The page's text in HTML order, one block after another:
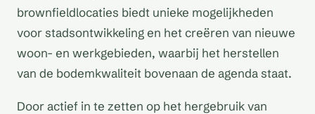
brownfieldlocaties biedt unieke mogelijkheden
voor stadsontwikkeling en het creëren van nieuwe
woon- en werkgebieden, waarbij het herstellen
van de bodemkwaliteit bovenaan de agenda staat.
Door actief in te zetten op het hergebruik van